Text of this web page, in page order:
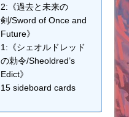
2:《過去と未来の
剣/Sword of Once and
Future》
1:《シェオルドレッド
の勅令/Sheoldred’s
Edict》
15 sideboard cards